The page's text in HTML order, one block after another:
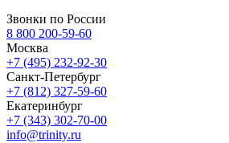
Звонки по России
8 800 200-59-60
Москва
+7 (495) 232-92-30
Санкт-Петербург
+7 (812) 327-59-60
Екатеринбург
+7 (343) 302-70-00
info@trinity.ru